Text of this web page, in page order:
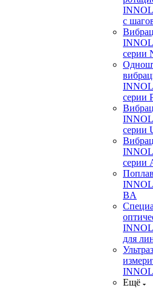
с
серии
серии
серии
серии
BA
для
Ещё